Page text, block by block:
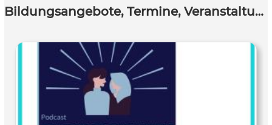
Bildungsangebote, Termine, Veranstaltungen